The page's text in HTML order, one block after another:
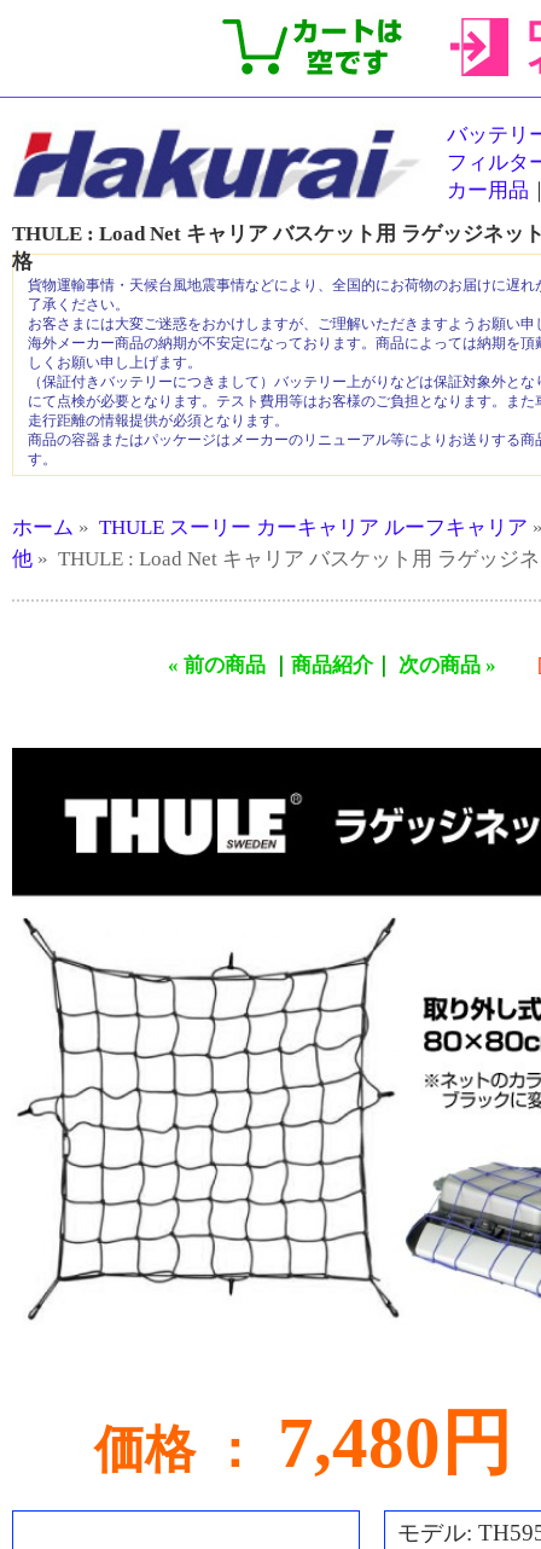
バッテリ
フィルタ
カー用品
THULE : Load Net キャリア バスケット用 ラゲッジネッ
格
貨物運輸事情・天候台風地震事情などにより、全国的にお荷物のお届けに遅
了承ください。
お客さまには大変ご迷惑をおかけしますが、ご理解いただきますようお願い申
海外メーカー商品の納期が不安定になっております。商品によっては納期を
しくお願い申し上げます。
（保証付きバッテリーにつきまして）バッテリー上がりなどは保証対象外と
にて点検が必要となります。テスト費用等はお客様のご負担となります。ま
走行距離の情報提供が必須となります。
商品の容器またはパッケージはメーカーのリニューアル等によりお送りする
す。
ホーム » THULE スーリー カーキャリア ルーフキャリア
他 » THULE : Load Net キャリア バスケット用 ラゲッジ
« 前の商品 商品紹介｜ 次の商品 »
価格 ： 7,480円
モデル: